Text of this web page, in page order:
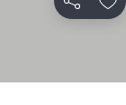
Sdílet